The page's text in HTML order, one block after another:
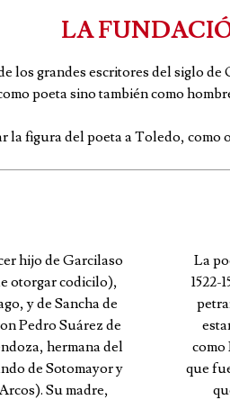
LA
los grandes escritores del siglo
poeta sino también como
la figura del poeta a Toledo,
hijo de Garcilaso
otorgar codicilo),
y de Sancha de
Pedro Suárez de
hermana del
de Sotomayor y
Su madre,
La
1522-
como
que